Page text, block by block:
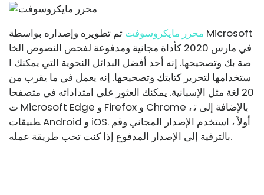
محرر مايكروسوفت تم تطويره وإصداره بواسطة Microsoft
في مارس 2020 كأداة مجانية ومدفوعة لفحص النصوص الخا
صة بك وتصحيحها. إنه أحد أفضل البدائل النحوية التي يمكنك ا
ستخدامها لتحرير كتابتك وتصحيحها. إنه يعمل في ما يقرب من
20 لغة مثل الإسبانية. يمكنك العثور على امتداداته في متصفحا
ت Microsoft Edge و Firefox و Chrome ، بالإضافة إلى ت
طبيقات Android و iOS. أولاً ، استخدم الإصدار المجاني وقم
بالترقية إلى الإصدار المدفوع إذا كنت تحب طريقة عمله.